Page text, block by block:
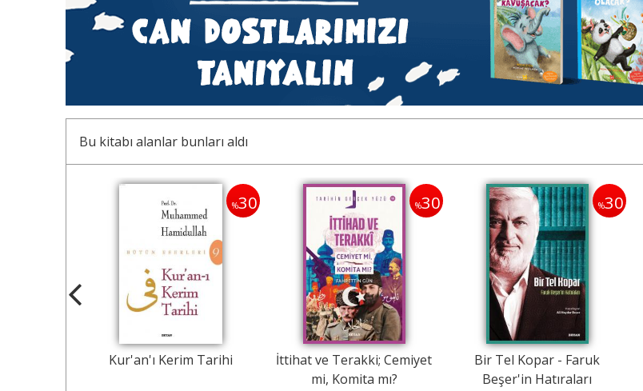
Bu kitabı alanlar bunları aldı
%30
Kur'an'ı Kerim Tarihi
%30
İttihat ve Terakki; Cemiyet
mi, Komita mı?
%30
Bir Tel Kopar - Faruk
Beşer'in Hatıraları